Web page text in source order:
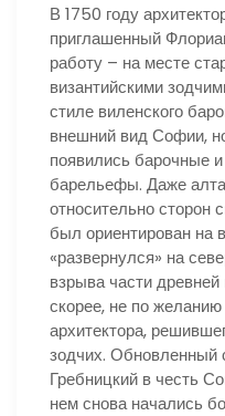
В 1750 году
приглашенный
работу – на месте
византийскими
стиле виленского
внешний вид Софии,
появились барочные
барельефы. Даже
относительно сторон
был ориентирован на
«развернулся» на
взрыва части
скорее, не по
архитектора,
зодчих. Обновленный
Гребницкий в честь
нем снова начались